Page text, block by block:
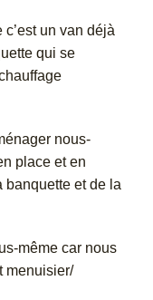
c’est un van déjà
qui se
nous-
place et en
banquette et de la
même car nous
menuisier/